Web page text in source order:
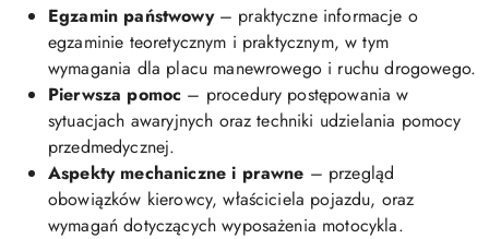
Egzamin państwowy– praktyczne informacje o
egzaminie teoretycznym i praktycznym, w tym
wymagania dla placu manewrowego i ruchu drogowego.
Pierwsza pomoc – procedury postępowania w
sytuacjach awaryjnych oraz techniki udzielania pomocy
przedmedycznej.
Aspekty mechaniczne i prawne – przegląd
obowiązków kierowcy, właściciela pojazdu, oraz
wymagań dotyczących wyposażenia motocykla.